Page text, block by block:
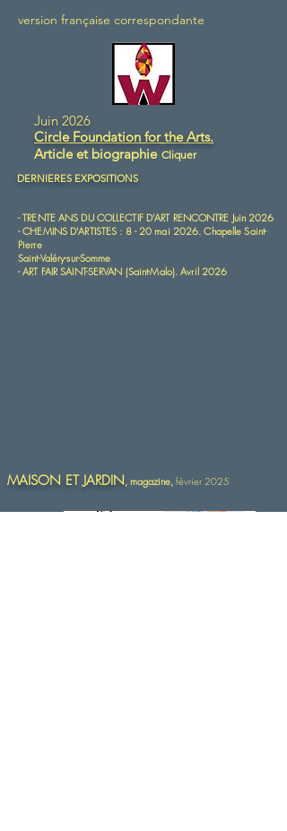
version française correspondante
Juin 2026
Circle Foundation for the Arts.
Article et biographie Cliquer
DERNIERES EXPOSITIONS
- TRENTE ANS DU COLLECTIF D'ART RENCONTRE Juin 2026
- CHEMINS D'ARTISTES : 8 - 20 mai 2026. Chapelle Saint-
Pierre
Saint-Valéry-sur-Somme
- ART FAIR SAINT-SERVAN (Saint-Malo). Avril 2026
MAISON ET JARDIN, magazine, février 2025